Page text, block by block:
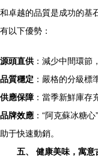
和卓越的品質是成功的基
有以下優勢：
源頭直供：減少中間環節
品質穩定 ：嚴格的分級標
供應保障 ：當季新鮮庫存
品牌效應 ：“阿克蘇冰糖
助于快速動銷。
五、 健康美味，寓意